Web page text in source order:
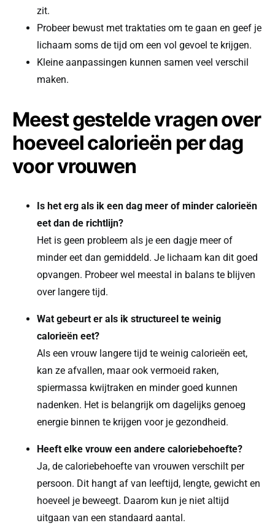
zit.
Probeer bewust met traktaties om te gaan en geef je
lichaam soms de tijd om een vol gevoel te krijgen.
Kleine aanpassingen kunnen samen veel verschil
maken.
Meest gestelde vragen over
hoeveel calorieën per dag
voor vrouwen
Is het erg als ik een dag meer of minder calorieën
eet dan de richtlijn?
Het is geen probleem als je een dagje meer of
minder eet dan gemiddeld. Je lichaam kan dit goed
opvangen. Probeer wel meestal in balans te blijven
over langere tijd.
Wat gebeurt er als ik structureel te weinig
calorieën eet?
Als een vrouw langere tijd te weinig calorieën eet,
kan ze afvallen, maar ook vermoeid raken,
spiermassa kwijtraken en minder goed kunnen
nadenken. Het is belangrijk om dagelijks genoeg
energie binnen te krijgen voor je gezondheid.
Heeft elke vrouw een andere caloriebehoefte?
Ja, de caloriebehoefte van vrouwen verschilt per
persoon. Dit hangt af van leeftijd, lengte, gewicht en
hoeveel je beweegt. Daarom kun je niet altijd
uitgaan van een standaard aantal.